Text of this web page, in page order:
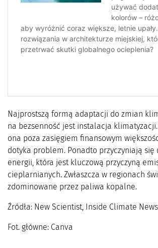
Najprostszą formą adaptacji do zmian
na bezsenność jest instalacja
ona poza zasięgiem finansowym
dotyka problem. Ponadto przyczyniają się
energii, która jest kluczową przyczyną
cieplarnianych. Zwłaszcza w regionach
zdominowane przez paliwa kopalne.
Źródła: New Scientist, Inside Climate News
Fot. główne: Canva